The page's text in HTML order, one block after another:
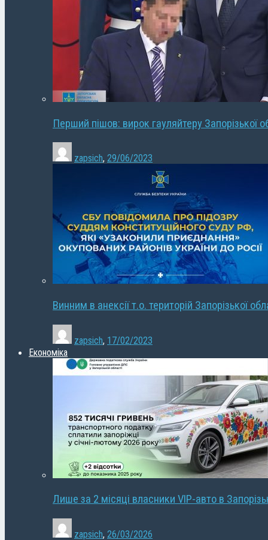
Перший пішов: вирок гауляйтеру Запорізької
zapsich, 29/06/2023
Винним в анексії т.о. територій Запорізької
zapsich, 17/02/2023
Економіка
Лише за 2 місяці власники VIP-авто в
zapsich, 26/03/2026